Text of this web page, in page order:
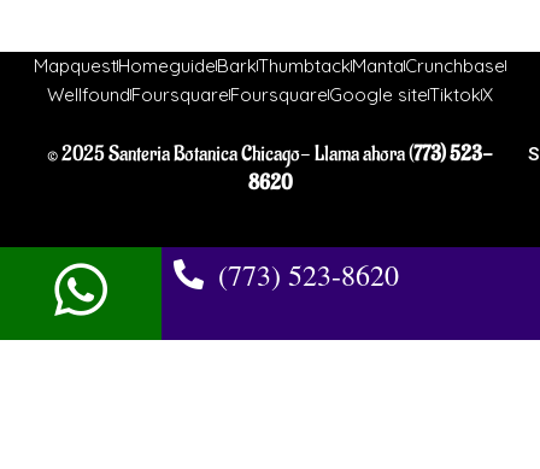
MapquestHomeguideBarkThumbtackMantaCrunchbase
WellfoundFoursquareFoursquareGoogle siteTiktokX
© 2025 Santeria Botanica Chicago- Llama ahora (773) 523-
8620
(773) 523-8620